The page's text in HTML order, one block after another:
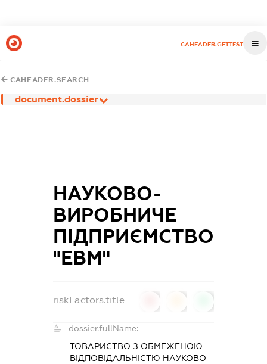
CAHEADER.GETTEST
CAHEADER.SEARCH
document.dossier
НАУКОВО-
ВИРОБНИЧЕ
ПІДПРИЄМСТВО
"ЕВМ"
riskFactors.title
dossier.fullName:
ТОВАРИСТВО З ОБМЕЖЕНОЮ
ВІДПОВІДАЛЬНІСТЮ НАУКОВО-